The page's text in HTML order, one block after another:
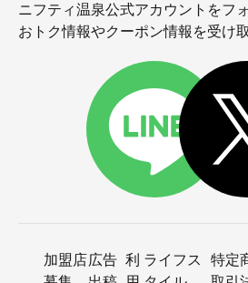
ニフティ温泉公式アカウントをフ
おトク情報やクーポン情報を受け
加盟店広告 利 ライフス
特定